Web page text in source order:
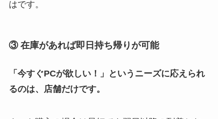
はです。
③ 在庫があれば即日持ち帰りが可能
「今すぐPCが欲しい！」というニーズに応えられ
るのは、店舗だけです。